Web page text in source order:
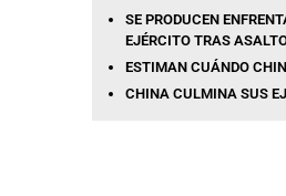
SE PRODUCEN
EJÉRCITO TRAS
ESTIMAN CUÁNDO
CHINA CULMINA SUS